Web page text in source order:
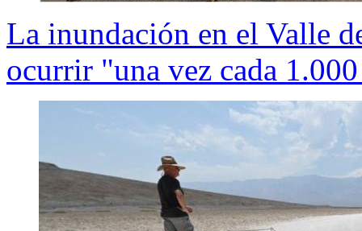
La inundación en el Valle
ocurrir "una vez cada